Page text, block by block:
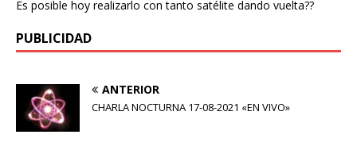
Es posible hoy realizarlo con tanto satélite dando vuelta??
PUBLICIDAD
ANTERIOR
CHARLA NOCTURNA 17-08-2021 «EN VIVO»